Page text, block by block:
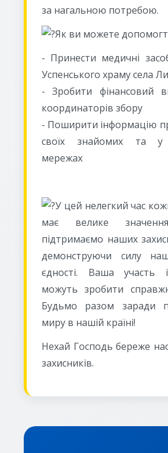
за нагальною потребою.
Як ви можете
- Принести медичні
Успенського храму села
- Зробити фінансовий
координаторів збору
- Поширити інформацію
своїх знайомих та у
мережах
У цей нелегкий час
має велике
підтримаємо наших
демонструючи силу
єдності. Ваша участь
можуть зробити
Будьмо разом заради
миру в нашій країні!
Нехай Господь береже
захисників.